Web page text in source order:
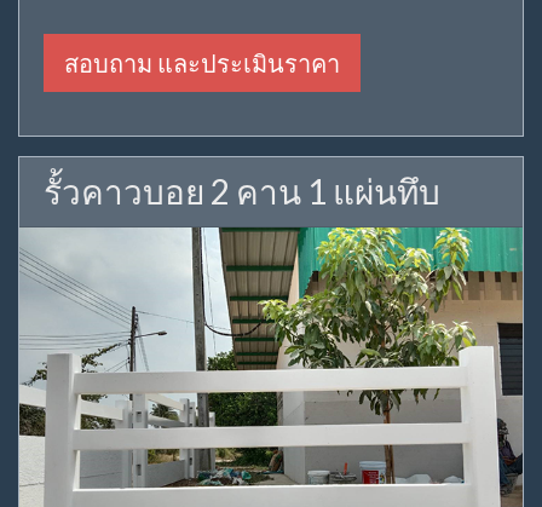
สอบถาม และประเมินราคา
รั้วคาวบอย 2 คาน 1 แผ่นทึบ